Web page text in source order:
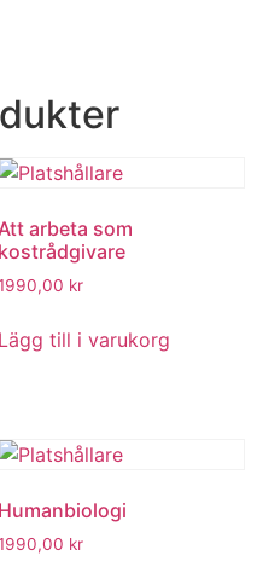
arbeta som
kostrådgivare
kr
Lägg till i varukorg
Humanbiologi
kr